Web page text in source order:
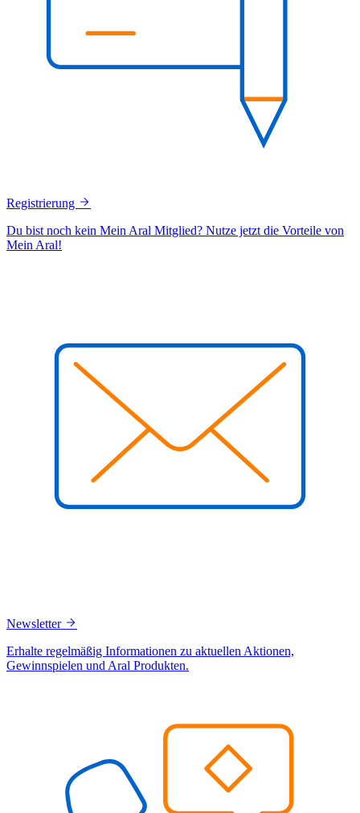
Registrierung
Du bist noch kein Mein Aral Mitglied? Nutze jetzt die Vorteile von
Mein Aral!
Newsletter
Erhalte regelmäßig Informationen zu aktuellen Aktionen,
Gewinnspielen und Aral Produkten.